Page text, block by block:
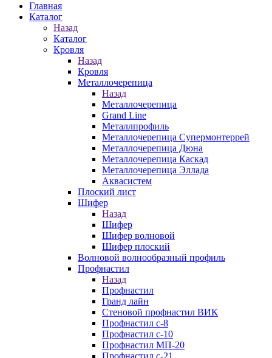
Главная
Каталог
Назад
Каталог
Кровля
Назад
Кровля
Металлочерепица
Назад
Металлочерепица
Grand Line
Металлпрофиль
Металлочерепица Супермонтеррей
Металлочерепица Дюна
Металлочерепица Каскад
Металлочерепица Эллада
Аквасистем
Плоский лист
Шифер
Назад
Шифер
Шифер волновой
Шифер плоский
Волновой волнообразный профиль
Профнастил
Назад
Профнастил
Гранд лайн
Стеновой профнастил ВИК
Профнастил с-8
Профнастил с-10
Профнастил МП-20
Профнастил с-21